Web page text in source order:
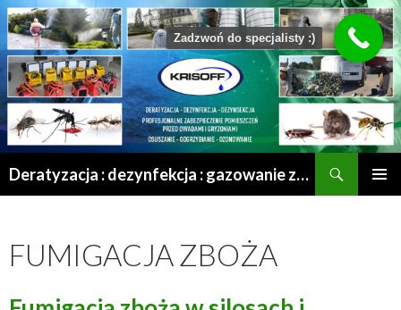
Deratyzacja : dezynfekcja : gazowanie zboża : odgrzybianie : odkomarzanie : osuszanie po zalaniu | Mrągowo – Olsztyn – Szczytno – Ełk – Przasnysz – Grajewo
FUMIGACJA ZBOŻA
Zadzwoń do specjalisty :)